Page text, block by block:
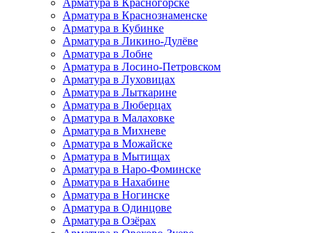
Арматура в Красногорске
Арматура в Краснознаменске
Арматура в Кубинке
Арматура в Ликино-Дулёве
Арматура в Лобне
Арматура в Лосино-Петровском
Арматура в Луховицах
Арматура в Лыткарине
Арматура в Люберцах
Арматура в Малаховке
Арматура в Михневе
Арматура в Можайске
Арматура в Мытищах
Арматура в Наро-Фоминске
Арматура в Нахабине
Арматура в Ногинске
Арматура в Одинцове
Арматура в Озёрах